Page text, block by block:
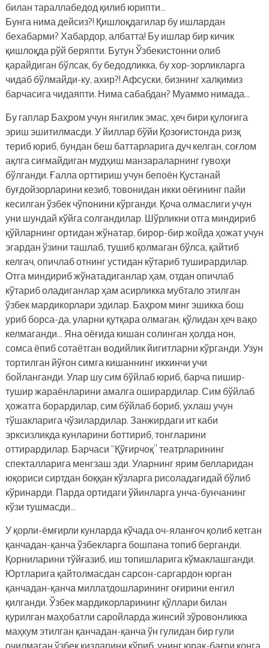
билан тараллабедод қилиб юрипти…
Бунга нима дейсиз?! Қишлоқдагилар бу ишлардан
бехабарми? Хабардор, албатта! Бу ишлар бир кичик
қишлоқда рўй беряпти. Бутун Ўзбекистонни олиб
қарайдиган бўлсак, бу бедодликка, бу хор-зорликларга
чидаб бўлмайди-ку, ахир?! Афсуски, бизнинг халқимиз
барчасига чидаяпти. Нима сабабдан? Муаммо нимада…
Бу гаплар Баҳром учун янгилик эмас, ҳеч бири қулоғига
эриш эшитилмасди. У йиллар бўйи Қозоғистонда ризқ
териб юриб, бундан беш баттарларига дуч келган, соғлом
ақлга сиғмайдиган мудҳиш манзараларнинг гувоҳи
бўлганди. Ғалла орттириш учун бепоён Қустанай
буғдойзорларини кезиб, товонидан икки оёғининг пайи
кесилган ўзбек чўпонини кўрганди. Қоча олмаслиги учун
уни шундай кўйга солгандилар. Шўрликни отга миндириб
қўйларнинг ортидан жўнатар, бирор-бир жойда ҳожат учун
эгардан ўзини ташлаб, тушиб қолмаган бўлса, қайтиб
келгач, опичлаб отнинг устидан кўтариб туширардилар.
Отга миндириб жўнатадиганлар ҳам, отдан опичлаб
кўтариб оладиганлар ҳам асирликка мубтало этилган
ўзбек мардикорлари эдилар. Баҳром минг эшикка бош
уриб борса-да, уларни қутқара олмаган, қўлидан ҳеч вақо
келмаганди… Яна оёғида кишан солинган ҳолда нон,
сомса ёпиб сотаётган водийлик йигитларни кўрганди. Узун
тортилган йўғон симга кишаннинг иккинчи учи
бойланганди. Улар шу сим бўйлаб юриб, барча пишир-
тушир жараёнларини амалга оширардилар. Сим бўйлаб
ҳожатга борардилар, сим бўйлаб бориб, ухлаш учун
тўшакларига чўзилардилар. Занжирдаги ит каби
эрксизликда кунларини боттириб, тонгларини
оттирардилар. Барчаси “Қўғирчоқ” театрларининг
спекталларига менгзаш эди. Уларнинг ярим белларидан
юқориси сиртдан боққан кўзларга рисоладагидай бўлиб
кўринарди. Парда ортидаги ўйинларга унча-бунчанинг
кўзи тушмасди…
У қорли-ёмғирли кунларда кўчада оч-яланғоч қолиб кетган
қанчадан-қанча ўзбекларга бошпана топиб берганди.
Қорниларини тўйғазиб, иш топишларига кўмаклашганди.
Юртларига қайтолмасдан сарсон-саргардон юрган
қанчадан-қанча миллатдошларининг оғирини енгил
қилганди. Ўзбек мардикорларининг қўллари билан
қурилган маҳобатли саройларда жинсий зўровонликка
маҳкум этилган қанчадан-қанча ўн гулидан бир гули
очилмаган ўзбек қизларини кўриб, унинг юрак-бағри қонга